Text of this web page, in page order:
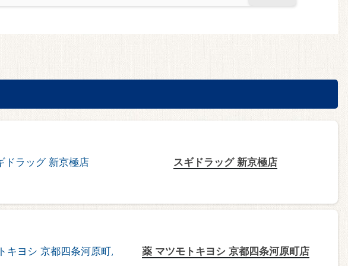
スギドラッグ 新京極店
薬 マツモトキヨシ 京都四条河原町店